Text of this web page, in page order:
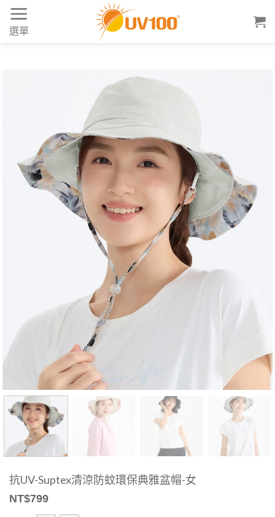
Skip
content
選單
抗UV-Suptex清涼防蚊環保典雅盆帽-女
NT$799